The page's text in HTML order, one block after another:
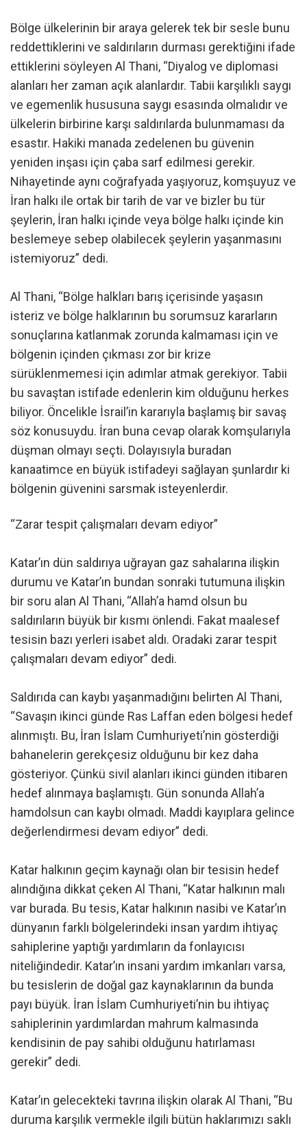
Bölge ülkelerinin bir araya gelerek tek bir sesle bunu
reddettiklerini ve saldırıların durması gerektiğini ifade
ettiklerini söyleyen Al Thani, “Diyalog ve diplomasi
alanları her zaman açık alanlardır. Tabii karşılıklı saygı
ve egemenlik hususuna saygı esasında olmalıdır ve
ülkelerin birbirine karşı saldırılarda bulunmaması da
esastır. Hakiki manada zedelenen bu güvenin
yeniden inşası için çaba sarf edilmesi gerekir.
Nihayetinde aynı coğrafyada yaşıyoruz, komşuyuz ve
İran halkı ile ortak bir tarih de var ve bizler bu tür
şeylerin, İran halkı içinde veya bölge halkı içinde kin
beslemeye sebep olabilecek şeylerin yaşanmasını
istemiyoruz” dedi.
Al Thani, “Bölge halkları barış içerisinde yaşasın
isteriz ve bölge halklarının bu sorumsuz kararların
sonuçlarına katlanmak zorunda kalmaması için ve
bölgenin içinden çıkması zor bir krize
sürüklenmemesi için adımlar atmak gerekiyor. Tabii
bu savaştan istifade edenlerin kim olduğunu herkes
biliyor. Öncelikle İsrail’in kararıyla başlamış bir savaş
söz konusuydu. İran buna cevap olarak komşularıyla
düşman olmayı seçti. Dolayısıyla buradan
kanaatimce en büyük istifadeyi sağlayan şunlardır ki
bölgenin güvenini sarsmak isteyenlerdir.
“Zarar tespit çalışmaları devam ediyor”
Katar’ın dün saldırıya uğrayan gaz sahalarına ilişkin
durumu ve Katar’ın bundan sonraki tutumuna ilişkin
bir soru alan Al Thani, “Allah’a hamd olsun bu
saldırıların büyük bir kısmı önlendi. Fakat maalesef
tesisin bazı yerleri isabet aldı. Oradaki zarar tespit
çalışmaları devam ediyor” dedi.
Saldırıda can kaybı yaşanmadığını belirten Al Thani,
“Savaşın ikinci günde Ras Laffan eden bölgesi hedef
alınmıştı. Bu, İran İslam Cumhuriyeti’nin gösterdiği
bahanelerin gerekçesiz olduğunu bir kez daha
gösteriyor. Çünkü sivil alanları ikinci günden itibaren
hedef alınmaya başlamıştı. Gün sonunda Allah’a
hamdolsun can kaybı olmadı. Maddi kayıplara gelince
değerlendirmesi devam ediyor” dedi.
Katar halkının geçim kaynağı olan bir tesisin hedef
alındığına dikkat çeken Al Thani, “Katar halkının malı
var burada. Bu tesis, Katar halkının nasibi ve Katar’ın
dünyanın farklı bölgelerindeki insan yardım ihtiyaç
sahiplerine yaptığı yardımların da fonlayıcısı
niteliğindedir. Katar’ın insani yardım imkanları varsa,
bu tesislerin de doğal gaz kaynaklarının da bunda
payı büyük. İran İslam Cumhuriyeti’nin bu ihtiyaç
sahiplerinin yardımlardan mahrum kalmasında
kendisinin de pay sahibi olduğunu hatırlaması
gerekir” dedi.
Katar’ın gelecekteki tavrına ilişkin olarak Al Thani, “Bu
duruma karşılık vermekle ilgili bütün haklarımızı saklı